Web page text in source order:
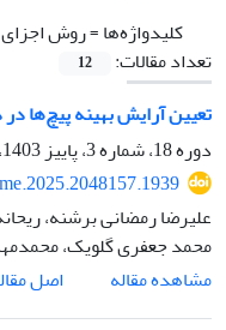
کلیدواژه‌ها =روش
تعداد مقالات:
12
تعیین آرایش بهینه پیچ‌ها
دوره 18، شماره 3، پاییز 1403، صفحه
علیرضا رمضانی برشنه،
محمد جعفری گلویک،
مشاهده مقاله
اصل